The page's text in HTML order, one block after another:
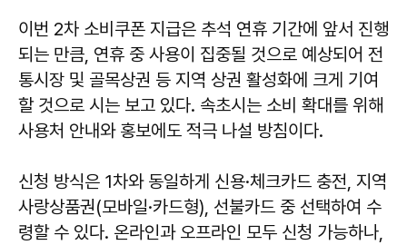
이번 2차 소비쿠폰 지급은 추석 연휴 기간에 앞서 진행
되는 만큼, 연휴 중 사용이 집중될 것으로 예상되어 전
통시장 및 골목상권 등 지역 상권 활성화에 크게 기여
할 것으로 시는 보고 있다. 속초시는 소비 확대를 위해
사용처 안내와 홍보에도 적극 나설 방침이다.
신청 방식은 1차와 동일하게 신용·체크카드 충전, 지역
사랑상품권(모바일·카드형), 선불카드 중 선택하여 수
령할 수 있다. 온라인과 오프라인 모두 신청 가능하나,